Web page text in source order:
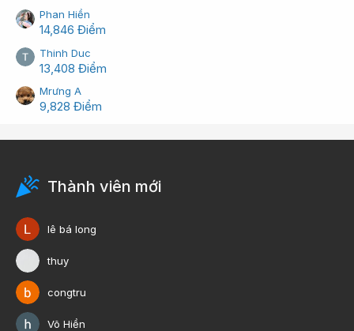
Phan Hiền
14,846 Điểm
Thinh Duc
13,408 Điểm
Mrưng A
9,828 Điểm
Thành viên mới
lê bá long
thuy
congtru
Võ Hiền